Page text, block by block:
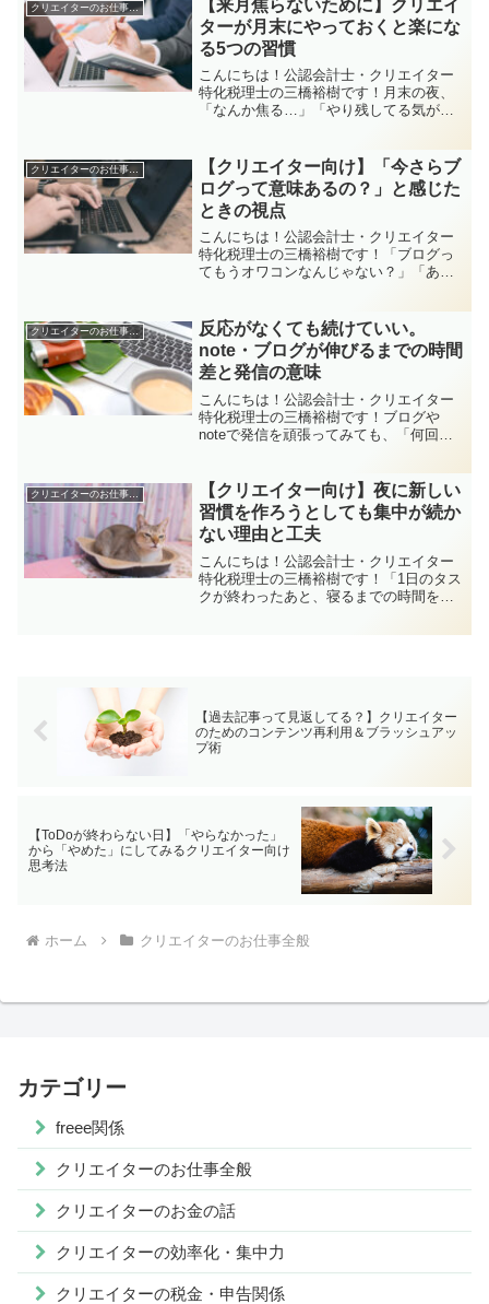
く整理しつつ、「自分に合...
クリエイターのお仕事全般
【来月焦らないために】クリエイ
ターが月末にやっておくと楽にな
る5つの習慣
こんにちは！公認会計士・クリエイター
特化税理士の三橋裕樹です！月末の夜、
「なんか焦る…」「やり残してる気がす
があるわけじゃないけど、月の終わりっ
て、なんとなく気持ちが落...
クリエイターのお仕事全般
【クリエイター向け】「今さらブ
ログって意味あるの？」と感じた
ときの視点
こんにちは！公認会計士・クリエイター
特化税理士の三橋裕樹です！「ブログっ
てもうオワコンなんじゃない？」「あえ
エイターさんも少なくないですよね！正
直なところ、わたし自身も...
クリエイターのお仕事全般
反応がなくても続けていい。
note・ブログが伸びるまでの時間
差と発信の意味
こんにちは！公認会計士・クリエイター
特化税理士の三橋裕樹です！ブログや
noteで発信を頑張ってみても、「何回投
ちになったこと、ありませんか？じつは
これ、発信の内容が悪い...
【クリエイター向け】夜に新しい
習慣を作ろうとしても集中が続か
ない理由と工夫
こんにちは！公認会計士・クリエイター
特化税理士の三橋裕樹です！「1日のタス
クが終わったあと、寝るまでの時間を自
【過去記事って見返してる？】クリエイター
のためのコンテンツ再利用＆ブラッシュアッ
プ術
【ToDoが終わらない日】「やらなかった」
から「やめた」にしてみるクリエイター向け
思考法
ホーム クリエイターのお仕事全般
カテゴリー
freee関係
クリエイターのお仕事全般
クリエイターのお金の話
クリエイターの効率化・集中力
クリエイターの税金・申告関係